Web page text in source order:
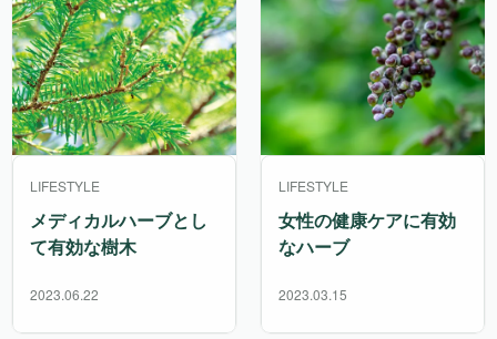
LIFESTYLE
メディカルハーブとし
て有効な樹木
2023.06.22
LIFESTYLE
女性の健康ケアに有効
なハーブ
2023.03.15